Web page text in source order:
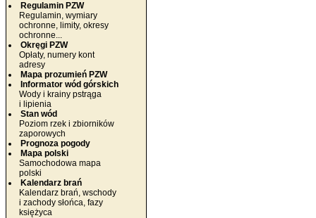
Regulamin PZW
Regulamin, wymiary
ochronne, limity, okresy
ochronne...
Okręgi PZW
Opłaty, numery kont
adresy
Mapa prozumień PZW
Informator wód górskich
Wody i krainy pstrąga
i lipienia
Stan wód
Poziom rzek i zbiorników
zaporowych
Prognoza pogody
Mapa polski
Samochodowa mapa
polski
Kalendarz brań
Kalendarz brań, wschody
i zachody słońca, fazy
księżyca